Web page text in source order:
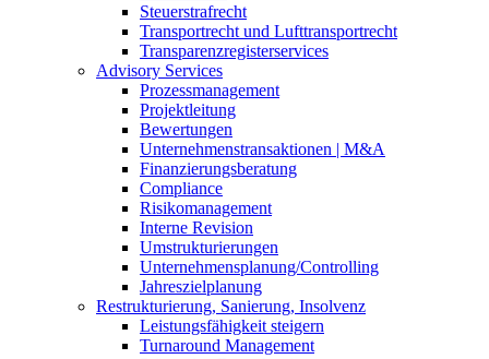
Steuerstrafrecht
Transportrecht und Lufttransportrecht
Transparenzregisterservices
Advisory Services
Prozessmanagement
Projektleitung
Bewertungen
Unternehmenstransaktionen | M&A
Finanzierungsberatung
Compliance
Risikomanagement
Interne Revision
Umstrukturierungen
Unternehmensplanung/Controlling
Jahreszielplanung
Restrukturierung, Sanierung, Insolvenz
Leistungsfähigkeit steigern
Turnaround Management